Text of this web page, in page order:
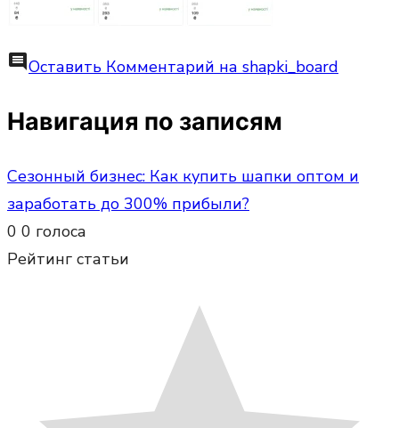
commentОставить Комментарий на shapki_board
Навигация по записям
Сезонный бизнес: Как купить шапки оптом и
заработать до 300% прибыли?
0 0 голоса
Рейтинг статьи